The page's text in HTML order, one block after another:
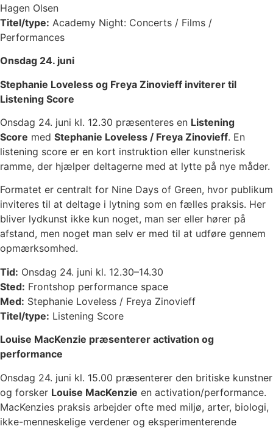
Hagen Olsen
Titel/type: Academy Night: Concerts / Films /
Performances
Onsdag 24. juni
Stephanie Loveless og Freya Zinovieff inviterer til
Listening Score
Onsdag 24. juni kl. 12.30 præsenteres en Listening
Score med Stephanie Loveless / Freya Zinovieff. En
listening score er en kort instruktion eller kunstnerisk
ramme, der hjælper deltagerne med at lytte på nye måder.
Formatet er centralt for Nine Days of Green, hvor publikum
inviteres til at deltage i lytning som en fælles praksis. Her
bliver lydkunst ikke kun noget, man ser eller hører på
afstand, men noget man selv er med til at udføre gennem
opmærksomhed.
Tid: Onsdag 24. juni kl. 12.30–14.30
Sted: Frontshop performance space
Med: Stephanie Loveless / Freya Zinovieff
Titel/type: Listening Score
Louise MacKenzie præsenterer activation og
performance
Onsdag 24. juni kl. 15.00 præsenterer den britiske kunstner
og forsker Louise MacKenzie en activation/performance.
MacKenzies praksis arbejder ofte med miljø, arter, biologi,
ikke-menneskelige verdener og eksperimenterende